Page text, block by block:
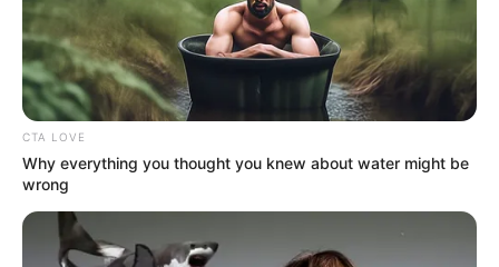
MANTÉNGASE EN ALERTA
Tenemos todas las noticias que le
interesan. Para estar bien informado, por
favor, active las notificaciones de Alerta.
ACTIVAR AHORA
CTA LOVE
Why everything you thought you knew about water might be
wrong